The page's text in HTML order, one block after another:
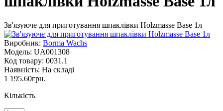
Зв'язуюче для приготування шпаклівки Holzmasse Base 1л
Виробник: Borma Wachs
Модель: UA001308
Код товару: 0031.1
Наявність: На складі
1 195.60грн.
Кількість